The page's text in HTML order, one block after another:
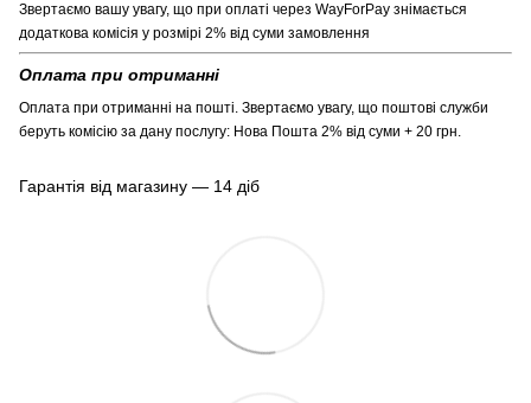
Звертаємо вашу увагу, що при оплаті через WayForPay знімається
додаткова комісія у розмірі 2% від суми замовлення
Оплата при отриманні
Оплата при отриманні на пошті. Звертаємо увагу, що поштові служби
беруть комісію за дану послугу: Нова Пошта 2% від суми + 20 грн.
Гарантія від магазину — 14 діб